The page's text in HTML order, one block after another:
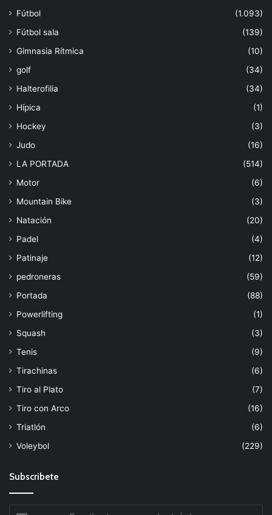
Fútbol
(1.093)
Fútbol sala
(139)
Gimnasia Rítmica
(10)
golf
(34)
Halterofilia
(34)
Hípica
(1)
Hockey
(3)
Judo
(16)
LA PORTADA
(514)
Motor
(6)
Mountain Bike
(3)
Natación
(20)
Padel
(4)
Patinaje
(12)
pedroneras
(59)
Portada
(88)
Powerlifting
(1)
Squash
(3)
Tenis
(9)
Tirachinas
(6)
Tiro al Plato
(7)
Tiro con Arco
(16)
Triatlón
(6)
Voleybol
(229)
Subscribete